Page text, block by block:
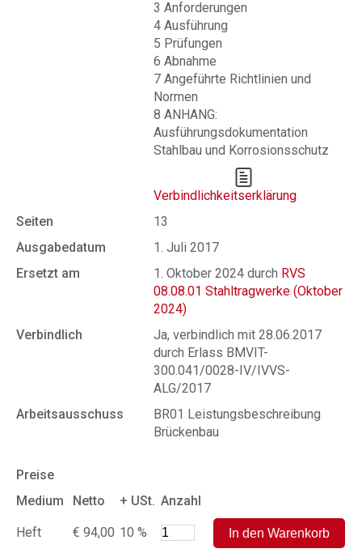
3 Anforderungen
4 Ausführung
5 Prüfungen
6 Abnahme
7 Angeführte Richtlinien und
Normen
8 ANHANG:
Ausführungsdokumentation
Stahlbau und Korrosionsschutz
Verbindlichkeitserklärung
Seiten
13
Ausgabedatum
1. Juli 2017
Ersetzt am
1. Oktober 2024 durch RVS
08.08.01 Stahltragwerke (Oktober
2024)
Verbindlich
Ja, verbindlich mit 28.06.2017
durch Erlass BMVIT-
300.041/0028-IV/IVVS-
ALG/2017
Arbeitsausschuss
BR01 Leistungsbeschreibung
Brückenbau
Preise
Medium
Netto + USt. Anzahl
Heft € 94,00 10 %